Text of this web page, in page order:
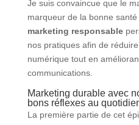
Je suis convaincue que le
marqueur de la bonne santé
marketing responsable
nos pratiques afin de
numérique tout en
communications.
Marketing durable avec
bons réflexes au
La première partie de cet